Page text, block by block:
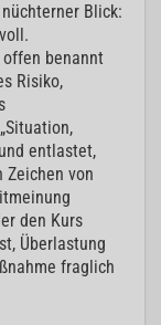
Blick:
benannt
Risiko,
entlastet,
Zeichen von
den Kurs
Überlastung
fraglich